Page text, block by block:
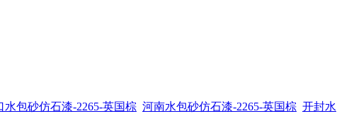
水包砂仿石漆-2265-英国棕 河南水包砂仿石漆-2265-英国棕 开封水